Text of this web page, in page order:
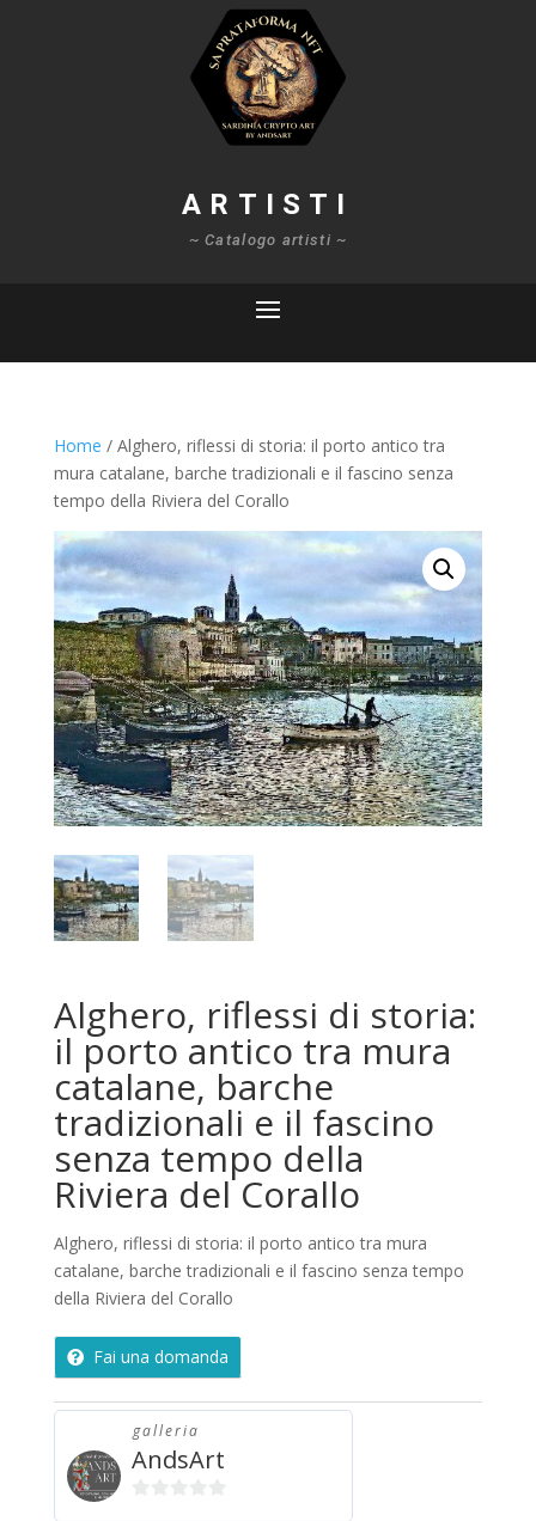
ARTISTI
~ Catalogo artisti ~
Home / Alghero, riflessi di storia: il porto antico tra
mura catalane, barche tradizionali e il fascino senza
tempo della Riviera del Corallo
Alghero, riflessi di storia:
il porto antico tra mura
catalane, barche
tradizionali e il fascino
senza tempo della
Riviera del Corallo
Alghero, riflessi di storia: il porto antico tra mura
catalane, barche tradizionali e il fascino senza tempo
della Riviera del Corallo
Fai una domanda
galleria
AndsArt